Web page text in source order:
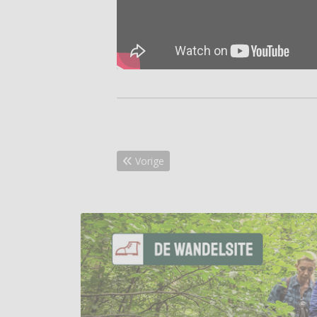
Vorig artikel: Goed nieuws voor pelgrims
Vorige